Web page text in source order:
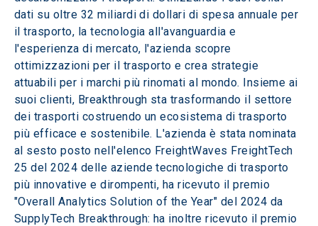
dati su oltre 32 miliardi di dollari di spesa annuale per
il trasporto, la tecnologia all'avanguardia e
l'esperienza di mercato, l'azienda scopre
ottimizzazioni per il trasporto e crea strategie
attuabili per i marchi più rinomati al mondo. Insieme ai
suoi clienti, Breakthrough sta trasformando il settore
dei trasporti costruendo un ecosistema di trasporto
più efficace e sostenibile. L'azienda è stata nominata
al sesto posto nell'elenco FreightWaves FreightTech
25 del 2024 delle aziende tecnologiche di trasporto
più innovative e dirompenti, ha ricevuto il premio
"Overall Analytics Solution of the Year" del 2024 da
SupplyTech Breakthrough: ha inoltre ricevuto il premio